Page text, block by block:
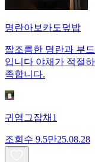
명란아보카도덮밥
짭조름한 명란과 부
입니다 야채가 적절
족합니다.
귀염그잡채1
조회수 9.5만25.08.28